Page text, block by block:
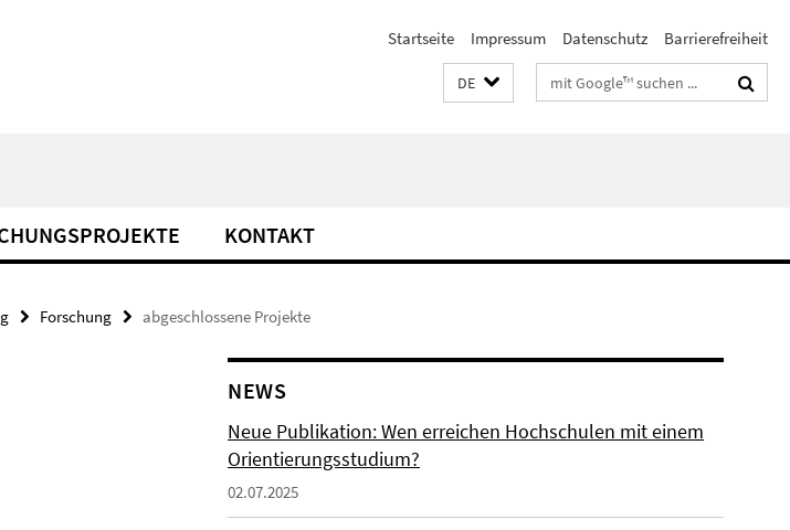
Startseite Impressum Datenschutz Barrierefreiheit
DE Suchbegriffe
KONTAKT
Forschung abgeschlossene Projekte
NEWS
Neue Publikation: Wen erreichen Hochschulen mit einem
Orientierungsstudium?
02.07.2025